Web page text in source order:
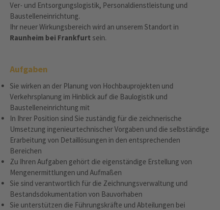
Ver- und Entsorgungslogistik, Personaldienstleistung und
Baustelleneinrichtung.
Ihr neuer Wirkungsbereich wird an unserem Standort in
Raunheim bei Frankfurt sein.
Aufgaben
Sie wirken an der Planung von Hochbauprojekten und
Verkehrsplanung im Hinblick auf die Baulogistik und
Baustelleneinrichtung mit
In Ihrer Position sind Sie zuständig für die zeichnerische
Umsetzung ingenieurtechnischer Vorgaben und die selbständige
Erarbeitung von Detaillösungen in den entsprechenden
Bereichen
Zu Ihren Aufgaben gehört die eigenständige Erstellung von
Mengenermittlungen und Aufmaßen
Sie sind verantwortlich für die Zeichnungsverwaltung und
Bestandsdokumentation von Bauvorhaben
Sie unterstützen die Führungskräfte und Abteilungen bei